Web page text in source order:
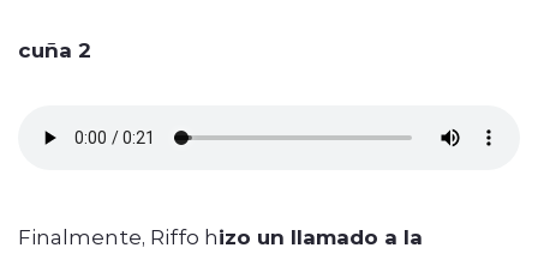
cuña 2
Finalmente, Riffo hizo un llamado a la